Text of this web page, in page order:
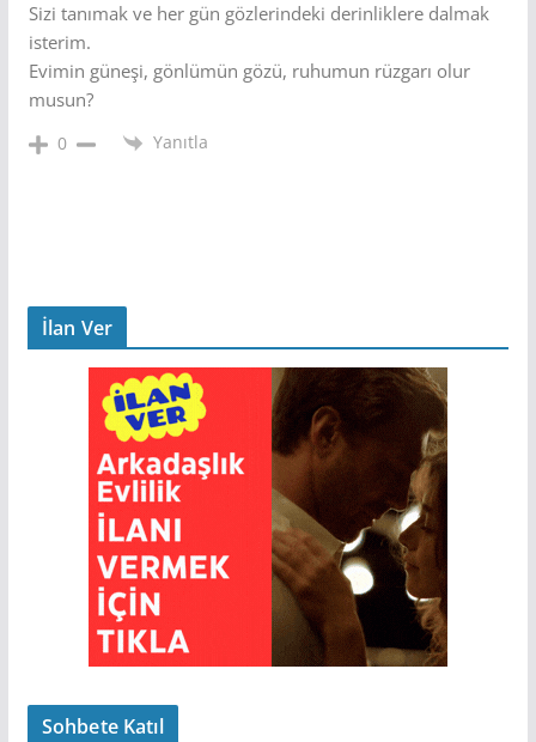
Sizi tanımak ve her gün gözlerindeki derinliklere dalmak
isterim.
Evimin güneşi, gönlümün gözü, ruhumun rüzgarı olur
musun?
0 Yanıtla
İlan Ver
Sohbete Katıl